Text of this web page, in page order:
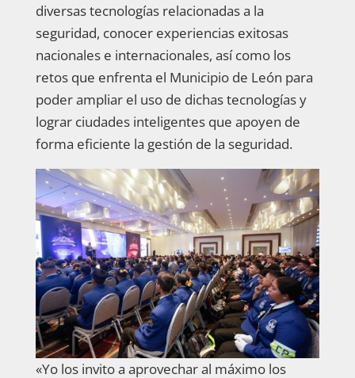
diversas tecnologías relacionadas a la
seguridad, conocer experiencias exitosas
nacionales e internacionales, así como los
retos que enfrenta el Municipio de León para
poder ampliar el uso de dichas tecnologías y
lograr ciudades inteligentes que apoyen de
forma eficiente la gestión de la seguridad.
«Yo los invito a aprovechar al máximo los